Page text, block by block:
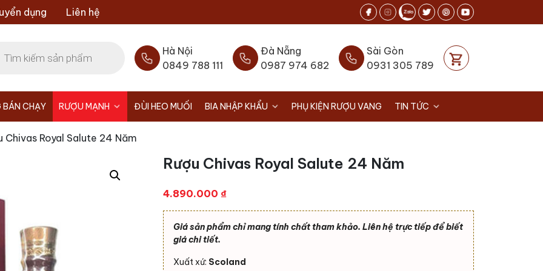
dụng Liên hệ
Hà Nội
0849 788 111
Đà Nẵng
0987 974 682
Sài Gòn
0931 305 789
BÁN CHẠY RƯỢU MẠNH ĐÙI HEO MUỐI BIA NHẬP KHẨU PHỤ KIỆN RƯỢU VANG TIN TỨC
Chivas Royal Salute 24 Năm
Rượu Chivas Royal Salute 24 Năm
4.890.000 ₫
Giá sản phẩm chỉ mang tính chất tham khảo. Liên hệ trực tiếp để biết
giá chi tiết.
Xuất xứ: Scoland